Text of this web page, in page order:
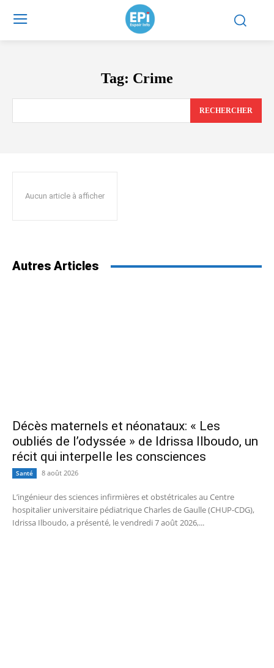
Tag: Crime
RECHERCHER
Aucun article à afficher
Autres Articles
Décès maternels et néonataux: « Les
oubliés de l’odyssée » de Idrissa Ilboudo, un
récit qui interpelle les consciences
Santé 8 août 2026
L’ingénieur des sciences infirmières et obstétricales au Centre
hospitalier universitaire pédiatrique Charles de Gaulle (CHUP-CDG),
Idrissa Ilboudo, a présenté, le vendredi 7 août 2026,...